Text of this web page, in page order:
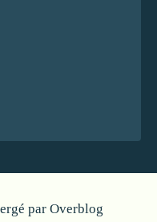
par Overblog